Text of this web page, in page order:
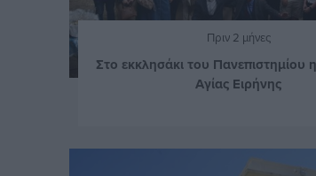
Πριν 2 μήνες
Στο εκκλησάκι του Πανεπιστημίου
Αγίας Ειρήνης